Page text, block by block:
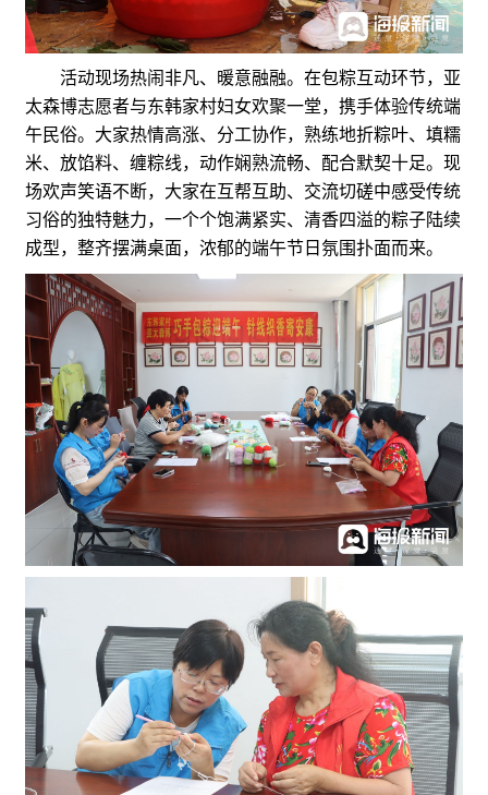
活动现场热闹非凡、暖意融融。在包粽互动环节，亚
太森博志愿者与东韩家村妇女欢聚一堂，携手体验传统端
午民俗。大家热情高涨、分工协作，熟练地折粽叶、填糯
米、放馅料、缠粽线，动作娴熟流畅、配合默契十足。现
场欢声笑语不断，大家在互帮互助、交流切磋中感受传统
习俗的独特魅力，一个个饱满紧实、清香四溢的粽子陆续
成型，整齐摆满桌面，浓郁的端午节日氛围扑面而来。